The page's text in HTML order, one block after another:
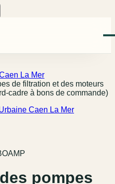
La Mer
de filtration et des moteurs
cadre à bons de commande)
Caen La Mer
pompes